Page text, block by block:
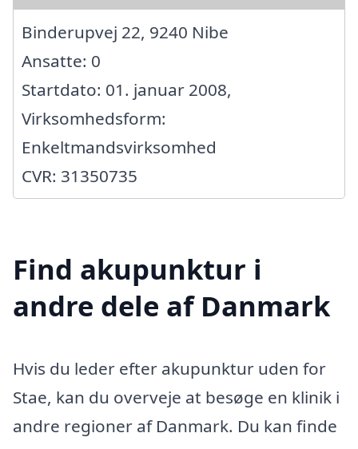
Binderupvej 22, 9240 Nibe
Ansatte: 0
Startdato: 01. januar 2008,
Virksomhedsform:
Enkeltmandsvirksomhed
CVR: 31350735
Find akupunktur i
andre dele af Danmark
Hvis du leder efter akupunktur uden for
Stae, kan du overveje at besøge en klinik i
andre regioner af Danmark. Du kan finde